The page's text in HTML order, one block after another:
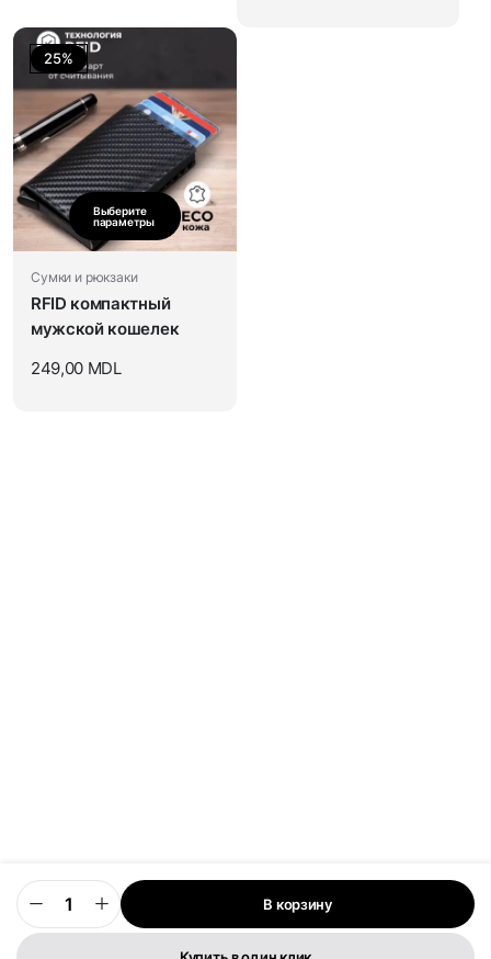
В корзину
25%
Выберите
параметры
Сумки и рюкзаки
RFID компактный
мужской кошелек
249,00 MDL